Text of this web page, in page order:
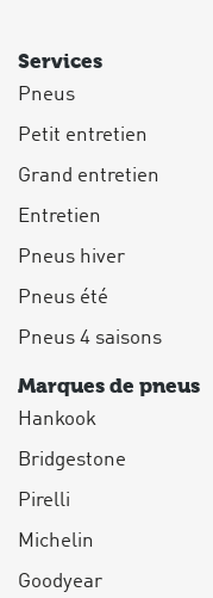
Services
Pneus
Petit entretien
Grand entretien
Entretien
Pneus hiver
Pneus été
Pneus 4 saisons
Marques de pneus
Hankook
Bridgestone
Pirelli
Michelin
Goodyear